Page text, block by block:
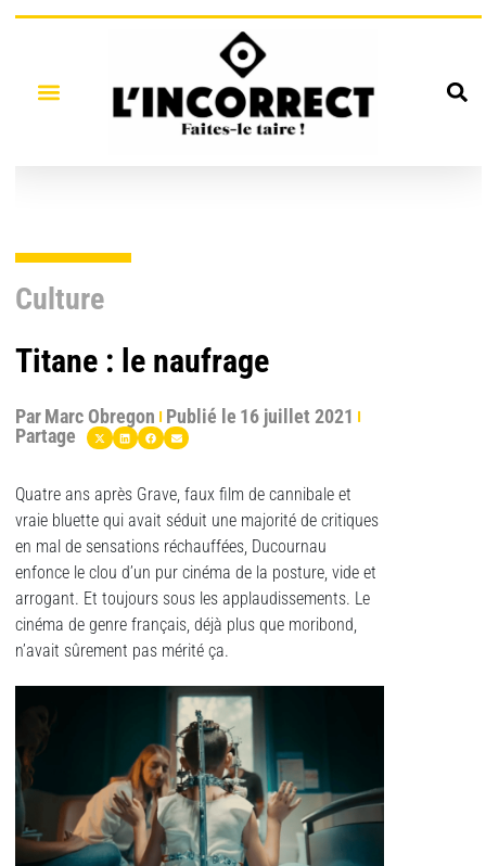
Culture
Titane : le naufrage
ParMarc Obregon Publié le 16 juillet 2021
Partage
Quatre ans après Grave, faux film de cannibale et
vraie bluette qui avait séduit une majorité de critiques
en mal de sensations réchauffées, Ducournau
enfonce le clou d’un pur cinéma de la posture, vide et
arrogant. Et toujours sous les applaudissements. Le
cinéma de genre français, déjà plus que moribond,
n’avait sûrement pas mérité ça.